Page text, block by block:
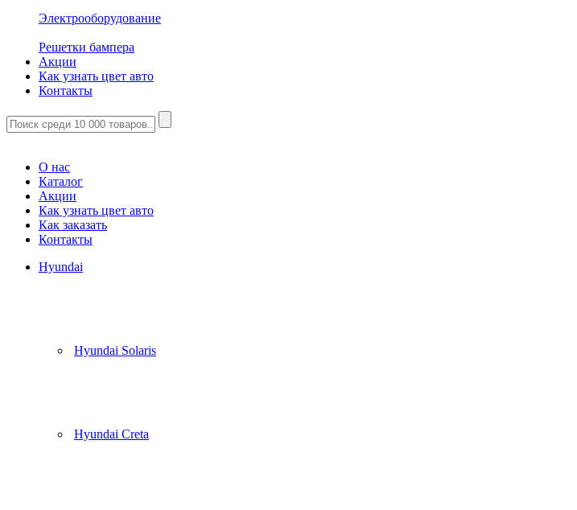
Электрооборудование
Решетки бампера
Акции
Как узнать цвет авто
Контакты
О нас
Каталог
Акции
Как узнать цвет авто
Как заказать
Контакты
Hyundai
Hyundai Solaris
Hyundai Creta